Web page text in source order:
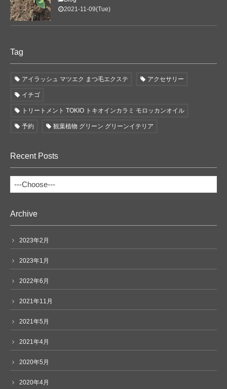
2021-11-09(Tue)
Tag
アイラッシュ マツエク まつ毛エクステ アクセサリー
イチゴ
トリートメント TOKIO トキオインカラミ モロッカンオイル
予約 観葉植物 グリーン グリーンイテリア
Recent Posts
Archive
2023年2月
2023年1月
2022年6月
2021年11月
2021年5月
2021年4月
2020年5月
2020年4月